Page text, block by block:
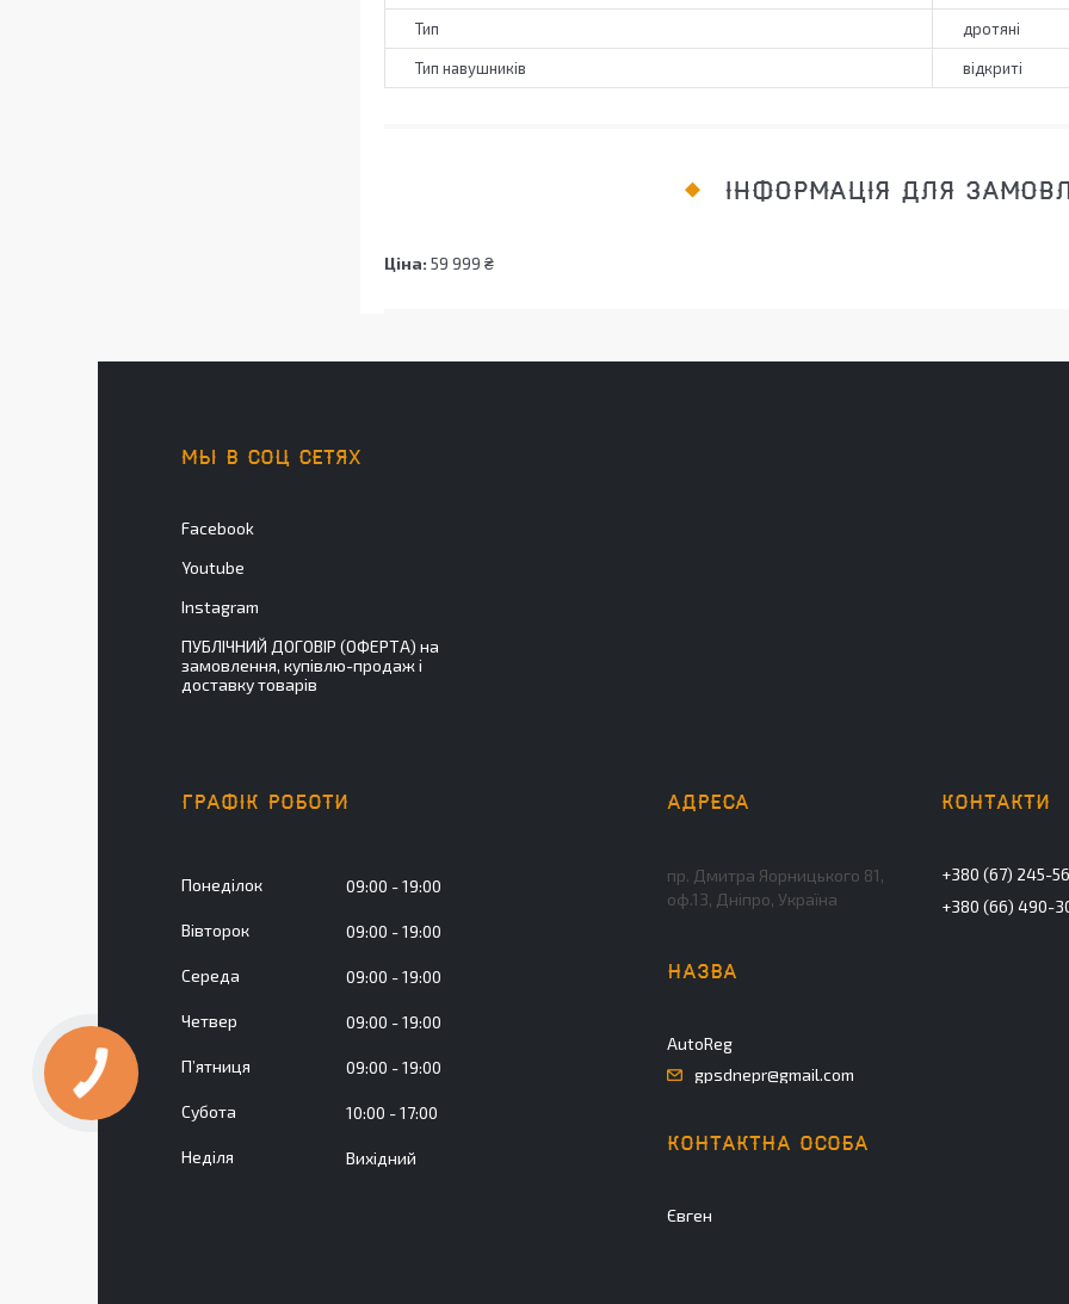
Тип дротяні
Тип навушників відкриті
ІНФОРМАЦІЯ ДЛЯ
Ціна: 59 999 ₴
МЫ В СОЦ СЕТЯХ
Facebook
Youtube
Instagram
ПУБЛІЧНИЙ ДОГОВІР (ОФЕРТА) на
замовлення, купівлю-продаж і
доставку товарів
ГРАФІК РОБОТИ
Понеділок 09:00 19:00
Вівторок 09:00 19:00
Середа 09:00 19:00
Четвер 09:00 19:00
Пʼятниця 09:00 19:00
Субота 10:00 17:00
Неділя Вихідний
пр. Дмитра Яорницького 81,
оф.13, Дніпро, Україна
AutoReg
gpsdnepr@gmail.com
Євген
+380 (67) 245-
+380 (66) 490-